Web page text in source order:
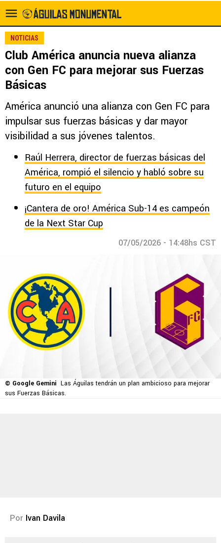
NOTICIAS
Club América anuncia nueva alianza
con Gen FC para mejorar sus Fuerzas
Básicas
América anunció una alianza con Gen FC para
impulsar sus fuerzas básicas y dar mayor
visibilidad a sus jóvenes talentos.
Raúl Herrera, director de fuerzas básicas del
América, rompió el silencio y habló sobre su
futuro en el equipo
¡Cantera de oro! América Sub-14 es campeón
de la Next Star Cup
07/05/2026 - 14:48hs CST
© Google Gemini Las Águilas tendrán un plan ambicioso para mejorar
sus Fuerzas Básicas.
Por Ivan Davila